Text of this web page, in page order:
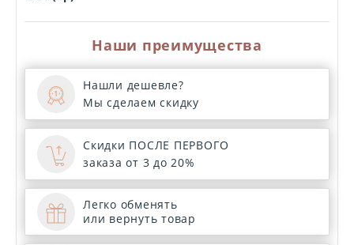
Наши преимущества
Нашли дешевле?
Мы сделаем скидку
Скидки ПОСЛЕ ПЕРВОГО
заказа от 3 до 20%
Легко обменять
или вернуть товар